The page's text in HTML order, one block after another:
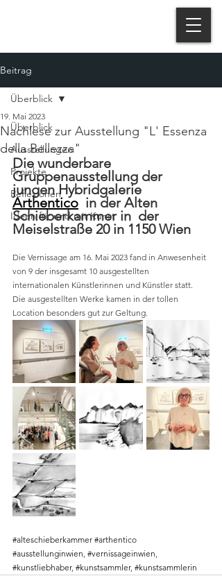
Beitrag
Überblick
Ausstellungen
Projekte
Reflexionen
Ideen für und mit Kunst
Überblick
Nachlese zur Ausstellung "L' Essenza
della Bellezza"
19. Mai 2023
Die wunderbare
Gruppenausstellung der
jungen Hybridgalerie
Arthentico
  in der Alten
Schieberkammer in  der
Meiselstraße 20 in 1150 Wien
Die Vernissage am 16. Mai 2023 fand in Anwesenheit
von 9 der insgesamt 10 ausgestellten
internationalen Künstlerinnen und Künstler statt.
Die ausgestellten Werke kamen in der tollen
Location besonders gut zur Geltung.
#alteschieberkammer #arthentico
#ausstellunginwien, #vernissageinwien,
#kunstliebhaber, #kunstsammler, #kunstsammlerin